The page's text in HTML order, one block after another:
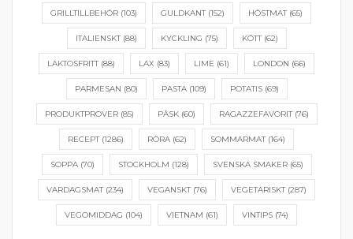
GRILLTILLBEHÖR (103) GULDKANT(152) HÖSTMAT(65)
ITALIENSKT(88) KYCKLING (75) KÖTT(62)
LAKTOSFRITT(88) LAX (83) LIME (61) LONDON (66)
PARMESAN (80) PASTA(109) POTATIS(69)
PRODUKTPROVER(85) PÅSK(60) RAGAZZEFAVORIT(76)
RECEPT(1286) RÖRA (62) SOMMARMAT(164)
SOPPA(70) STOCKHOLM (128) SVENSKA SMAKER(65)
VARDAGSMAT(234) VEGANSKT(76) VEGETARISKT(287)
VEGOMIDDAG (104) VIETNAM (61) VINTIPS (74)